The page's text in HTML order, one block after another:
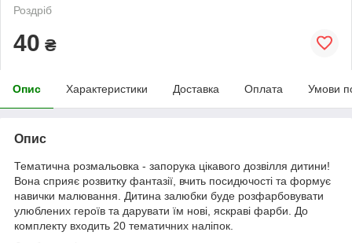
Роздріб
40 ₴
Опис Характеристики Доставка Оплата Умови
Опис
Тематична розмальовка - запорука цікавого дозвілля дитини!
Вона сприяє розвитку фантазії, вчить посидючості та формує
навички малювання. Дитина залюбки буде розфарбовувати
улюблених героїв та дарувати їм нові, яскраві фарби. До
комплекту входить 20 тематичних наліпок.